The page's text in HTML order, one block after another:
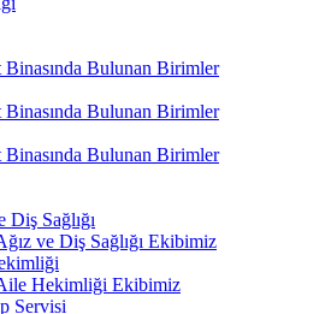
Binasında Bulunan Birimler
Binasında Bulunan Birimler
Binasında Bulunan Birimler
Diş Sağlığı
ve Diş Sağlığı Ekibimiz
Hekimliği Ekibimiz
Servisi